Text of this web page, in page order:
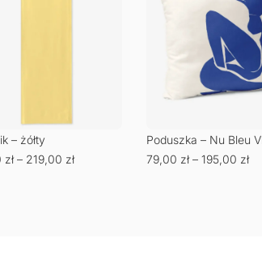
– żółty
zł – 219,00 zł
Poduszka – Nu Bleu
79,00 zł – 195,00 zł